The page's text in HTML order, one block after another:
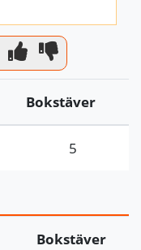
Bokstäver
5
Bokstäver